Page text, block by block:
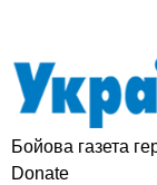
Бойова газета
Donate